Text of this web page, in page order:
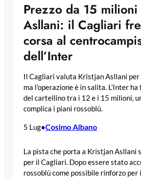
Prezzo da 15
Asllani: il Cagliari
corsa al
dell’Inter
Il Cagliari valuta Kristjan Asllani per
ma l’operazione è in salita. L’Inter
del cartellino tra i 12 e i 15 milioni,
complica i piani rossoblù.
5 Lug•Cosimo Albano
La pista che porta a Kristjan Asllani
per il Cagliari. Dopo essere stato
rossoblù come possibile rinforzo per